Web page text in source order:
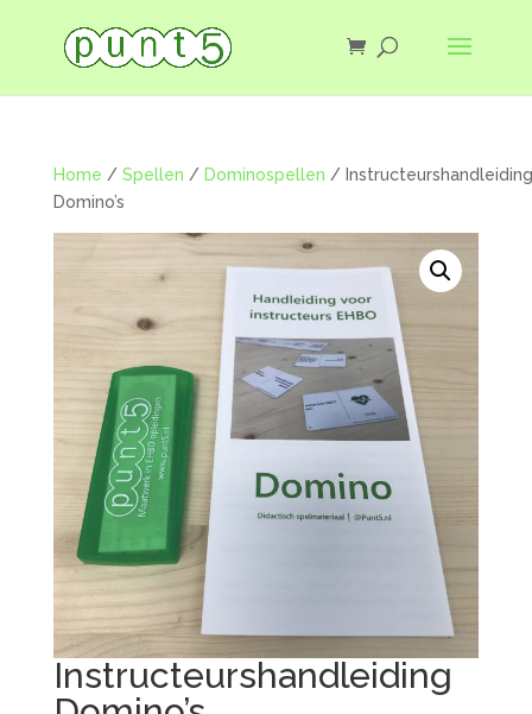
Home / Spellen / Dominospellen / Instructeurshandleiding
Domino’s
Instructeurshandleiding